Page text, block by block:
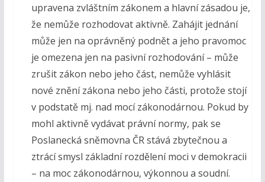
upravena zvláštním zákonem a hlavní zásadou je,
že nemůže rozhodovat aktivně. Zahájit jednání
může jen na oprávněný podnět a jeho pravomoc
je omezena jen na pasivní rozhodování – může
zrušit zákon nebo jeho část, nemůže vyhlásit
nové znění zákona nebo jeho části, protože stojí
v podstatě mj. nad mocí zákonodárnou. Pokud by
mohl aktivně vydávat právní normy, pak se
Poslanecká sněmovna ČR stává zbytečnou a
ztrácí smysl základní rozdělení moci v demokracii
– na moc zákonodárnou, výkonnou a soudní.